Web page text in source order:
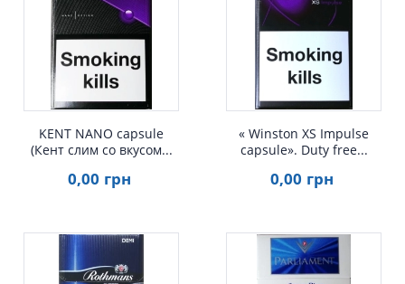
Быстрый просмотр
KENT NANO capsule
(Кент слим со вкусом...
0,00 грн
Быстрый просмотр
« Winston XS Impulse
capsule». Duty free...
0,00 грн